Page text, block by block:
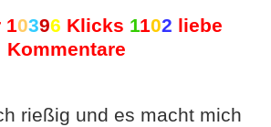
10396 Klicks 1102 liebe
Kommentare
rießig und es macht mich